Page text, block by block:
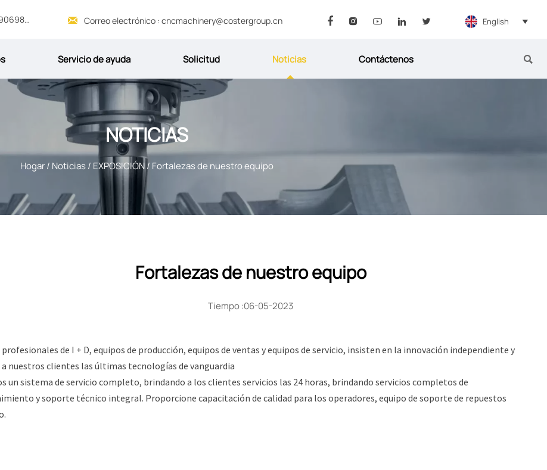
Servicio 24/7 : +86 13969069845  Correo electrónico : cncmachinery@costergroup.cn      English 
Servicio de ayuda Solicitud Noticias Contáctenos 
NOTICIAS
Hogar/ Noticias/ EXPOSICIÓN/ Fortalezas de nuestro equipo
Fortalezas de nuestro equipo
Tiempo :06-05-2023
de I + D, equipos de producción, equipos de ventas y equipos de servicio, insisten en la innovación independiente y
nuestros clientes las últimas tecnologías de vanguardia
un sistema de servicio completo, brindando a los clientes servicios las 24 horas, brindando servicios completos de
y soporte técnico integral. Proporcione capacitación de calidad para los operadores, equipo de soporte de repuestos